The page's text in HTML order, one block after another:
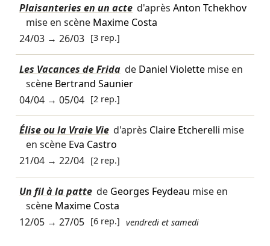
Plaisanteries en un acte d'après Anton Tchekhov
mise en scène Maxime Costa
24/03→ 26/03 [3 rep.]
Les Vacances de Frida de Daniel Violettemise en
scène Bertrand Saunier
04/04→ 05/04 [2 rep.]
Élise ou la Vraie Vie d'après Claire Etcherelli mise
en scène Eva Castro
21/04→ 22/04 [2 rep.]
Un fil à la patte de Georges Feydeau mise en
scène Maxime Costa
12/05→ 27/05 [6 rep.] vendredi et samedi